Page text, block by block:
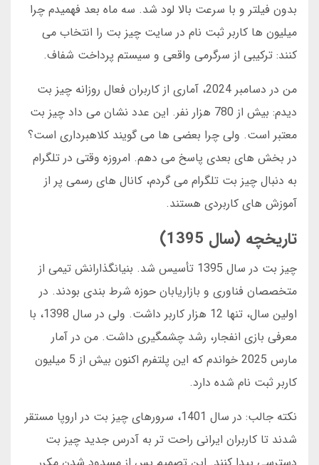
بدون فیلتر و با سرعت بالا لود شد. سه ماه بعد فهمیدم چرا
میلیون ها کاربر ثبت نام در سایت چیز بت را انتخاب می
کنند: ترکیبی از سرگرمی واقعی و سیستم پرداخت شفاف.
من در دسامبر 2024، آماری از کاربران فعال روزانه چیز بت
دیدم: بیش از 780 هزار نفر. این عدد نشان می داد چیز بت
معتبر است. ولی چرا بعضی ها می گویند کلاهبرداری است؟
در بخش های بعدی پاسخ می دهم. امروزه وقتی در تلگرام
به دنبال چیز بت تلگرام می گردم، کانال های رسمی پر از
آموزش های کاربردی هستند.
تاریخچه (سال 1395)
چیز بت در سال 1395 تأسیس شد. بنیانگذارانش تیمی از
متخصصان فناوری و بازاریابان حوزه شرط بندی بودند. در
اولین سال، تنها 12 هزار کاربر داشت. ولی در سال 1398، با
معرفی بازی انفجار، رشد چشمگیری داشت. من در آمار
مارس 2025 خواندم که این پلتفرم اکنون بیش از 5 میلیون
کاربر ثبت نام شده دارد.
نکته جالب: در سال 1401، سرورهای چیز بت در اروپا مستقر
شدند تا کاربران ایرانی راحت تر به آدرس جدید چیز بت